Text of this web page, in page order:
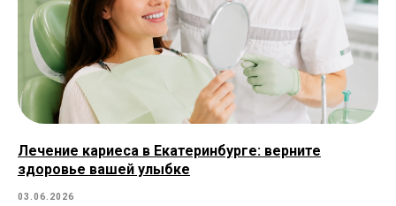
Лечение кариеса в Екатеринбурге: верните
здоровье вашей улыбке
03.06.2026